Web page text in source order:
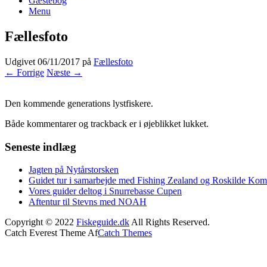
Menu
Fællesfoto
Udgivet 06/11/2017 på Fællesfoto
← Forrige Næste →
Den kommende generations lystfiskere.
Både kommentarer og trackback er i øjeblikket lukket.
Seneste indlæg
Jagten på Nytårstorsken
Guidet tur i samarbejde med Fishing Zealand og Roskilde
Vores guider deltog i Snurrebasse Cupen
Aftentur til Stevns med NOAH
Copyright © 2022 Fiskeguide.dk All Rights Reserved.
Catch Everest Theme AfCatch Themes